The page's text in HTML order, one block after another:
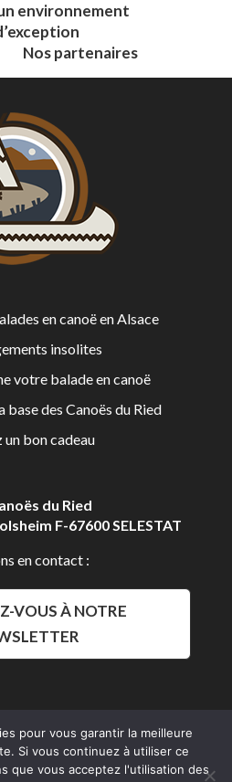
environnement
Nos partenaires
en canoë en Alsace
insolites
votre balade en canoë
base des Canoës du Ried
bon cadeau
du Ried
F-67600 SELESTAT
en contact :
VOUS À NOTRE
Communication
pour vous garantir la meilleure
Si vous continuez à utiliser ce
que vous acceptez l'utilisation des